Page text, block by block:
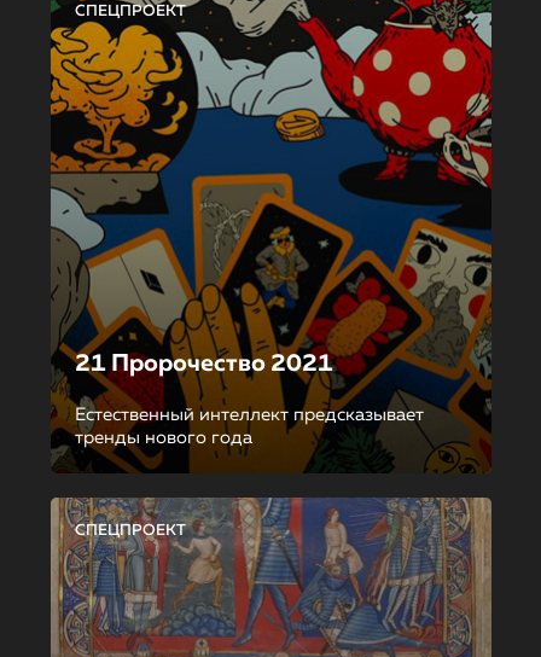
СПЕЦПРОЕКТ
21 Пророчество 2021
Естественный интеллект предсказывает
тренды нового года
СПЕЦПРОЕКТ